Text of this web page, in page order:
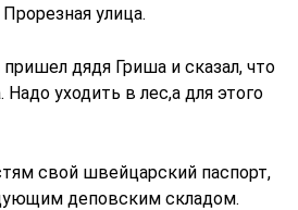
улица.
дядя Гриша и сказал, что
уходить в лес,а для этого
свой швейцарский паспорт,
деповским складом.